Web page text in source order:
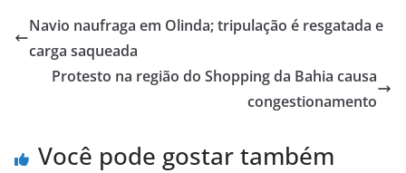
s
A
p
e
b
o
l e
Navio naufraga em Olinda; tripulação é resgatada e
carga saqueada
Protesto na região do Shopping da Bahia causa
congestionamento
Você pode gostar também